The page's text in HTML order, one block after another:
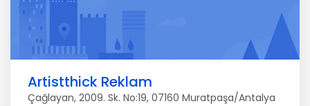
Artistthick Reklam
Çağlayan, 2009. Sk. No:19, 07160 Muratpaşa/Antalya